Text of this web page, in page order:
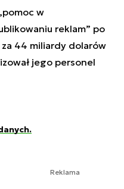
w
reklam” po
za 44 miliardy dolarów
jego personel
Reklama